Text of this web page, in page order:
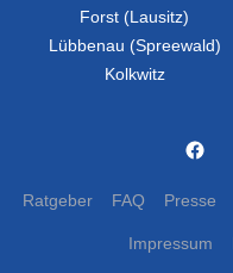
Forst (Lausitz)
Lübbenau (Spreewald)
Kolkwitz
Ratgeber FAQ Presse
Impressum